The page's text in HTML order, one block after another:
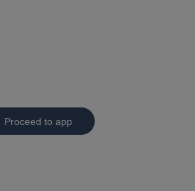
Proceed to app